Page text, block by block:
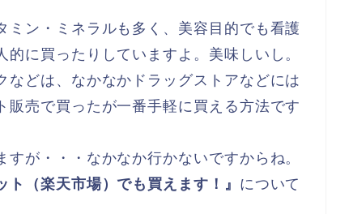
ミン・ミネラルも多く、美容目的でも看護
に買ったりしていますよ。美味しいし。
などは、なかなかドラッグストアなどには
売で買ったが一番手軽に買える方法です
が・・・なかなか行かないですからね。
ト（楽天市場）でも買えます！』 について